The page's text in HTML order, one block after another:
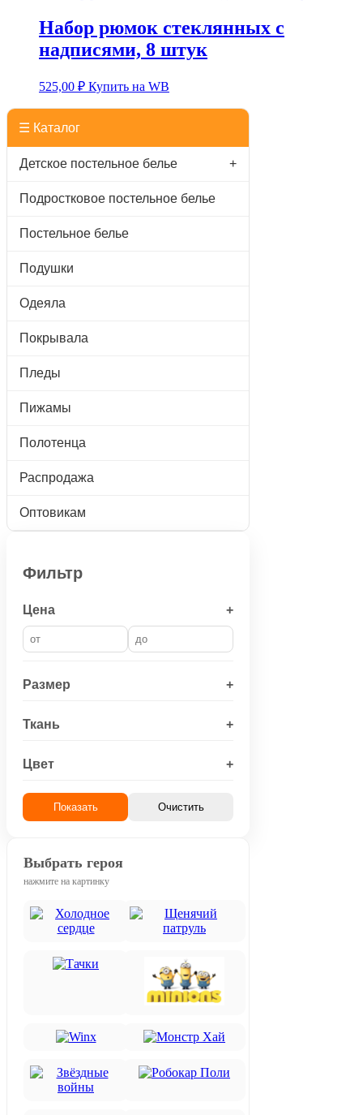
Набор рюмок стеклянных с
надписями, 8 штук
525,00 ₽ Купить на WB
☰ Каталог
Детское постельное белье +
Подростковое постельное белье
Постельное белье
Подушки
Одеяла
Покрывала
Пледы
Пижамы
Полотенца
Распродажа
Оптовикам
Фильтр
Цена +
Размер +
Ткань +
Цвет +
Показать Очистить
Выбрать героя
нажмите на картинку